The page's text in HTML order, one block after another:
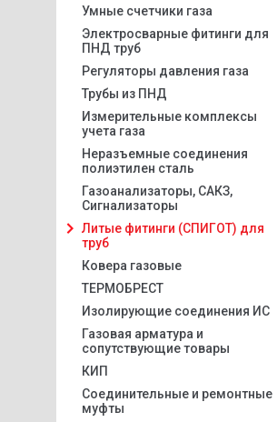
Умные счетчики газа
Электросварные фитинги для
ПНД труб
Регуляторы давления газа
Трубы из ПНД
Измерительные комплексы
учета газа
Неразъемные соединения
полиэтилен сталь
Газоанализаторы, САКЗ,
Сигнализаторы
Литые фитинги (СПИГОТ) для
труб
Ковера газовые
ТЕРМОБРЕСТ
Изолирующие соединения ИС
Газовая арматура и
сопутствующие товары
КИП
Соединительные и ремонтные
муфты